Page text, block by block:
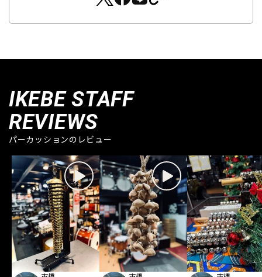
IKEBE STAFF
REVIEWS
パーカッションのレビュー